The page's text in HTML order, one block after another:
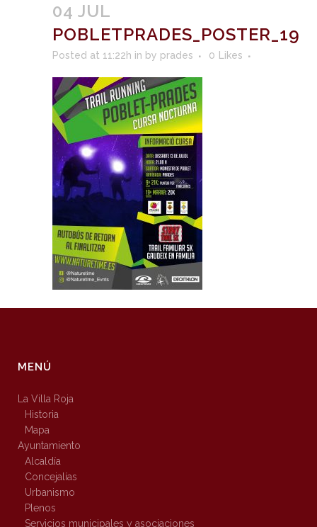
04 JUL
POBLETPRADES_POSTER_19
Posted at 11:22h in by prades 0 Likes
MENÚ
La Villa Roja
Historia
Mapa
Ayuntamiento
Alcaldía
Concejalías
Urbanismo
Plenos
Servicios municipales y asociaciones